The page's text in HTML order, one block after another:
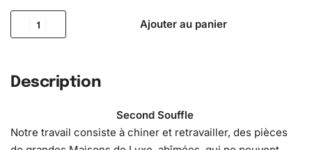
Ajouter au panier
Description
Second Souffle
Notre travail consiste à chiner et retravailler, des pièces